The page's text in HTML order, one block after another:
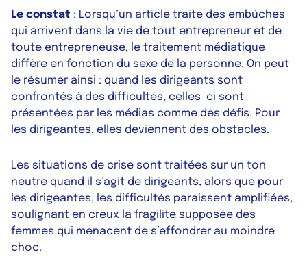
Le constat : Lorsqu’un article traite des embûches
qui arrivent dans la vie de tout entrepreneur et de
toute entrepreneuse, le traitement médiatique
diffère en fonction du sexe de la personne. On peut
le résumer ainsi : quand les dirigeants sont
confrontés à des difficultés, celles-ci sont
présentées par les médias comme des défis. Pour
les dirigeantes, elles deviennent des obstacles.
Les situations de crise sont traitées sur un ton
neutre quand il s’agit de dirigeants, alors que pour
les dirigeantes, les difficultés paraissent amplifiées,
soulignant en creux la fragilité supposée des
femmes qui menacent de s’effondrer au moindre
choc.